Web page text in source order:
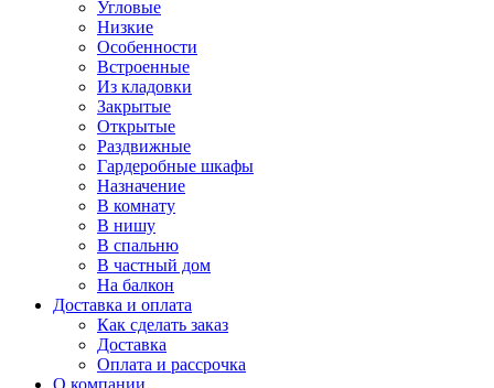
Угловые
Низкие
Особенности
Встроенные
Из кладовки
Закрытые
Открытые
Раздвижные
Гардеробные шкафы
Назначение
В комнату
В нишу
В спальню
В частный дом
На балкон
Доставка и оплата
Как сделать заказ
Доставка
Оплата и рассрочка
О компании